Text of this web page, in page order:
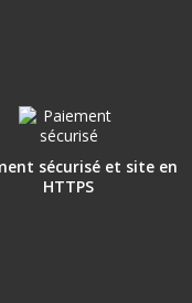
sécurisé et site en
HTTPS